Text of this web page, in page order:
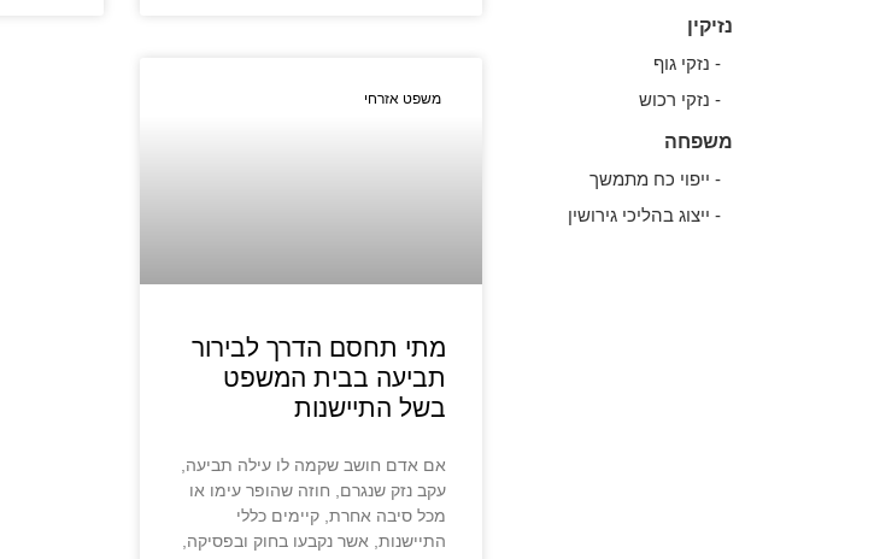
נזיקין
- נזקי גוף
- נזקי רכוש
משפחה
- ייפוי כח מתמשך
- ייצוג בהליכי גירושין
משפט אזרחי
מתי תחסם הדרך לבירור
תביעה בבית המשפט
בשל התיישנות
אם אדם חושב שקמה לו עילה תביעה,
עקב נזק שנגרם, חוזה שהופר עימו או
מכל סיבה אחרת, קיימים כללי
התיישנות, אשר נקבעו בחוק ובפסיקה,